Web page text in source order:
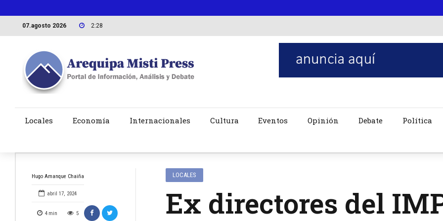
07.agosto 2026 2:28
Locales Economía Internacionales Cultura Eventos Opinión Debate Política
Hugo Amanque Chaiña
abril 17, 2024
4 min 5
LOCALES
Ex directores del